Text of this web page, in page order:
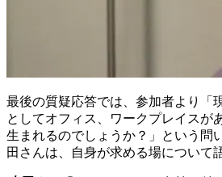
最後の質疑応答では、参加者より「
としてオフィス、ワークプレイスが
生まれるのでしょうか？」という問
田さんは、自身が求める場について